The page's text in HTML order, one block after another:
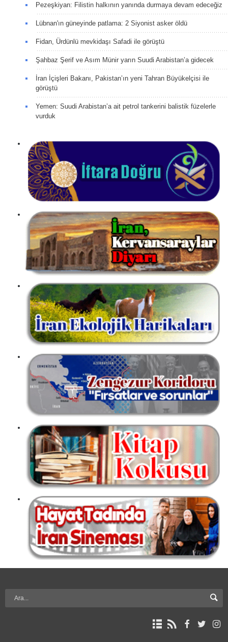
Pezeşkiyan: Filistin halkının yanında durmaya devam edeceğiz
Lübnan'ın güneyinde patlama: 2 Siyonist asker öldü
Fidan, Ürdünlü mevkidaşı Safadi ile görüştü
Şahbaz Şerif ve Asım Münir yarın Suudi Arabistan’a gidecek
İran İçişleri Bakanı, Pakistan’ın yeni Tahran Büyükelçisi ile
görüştü
Yemen: Suudi Arabistan’a ait petrol tankerini balistik füzelerle
vurduk